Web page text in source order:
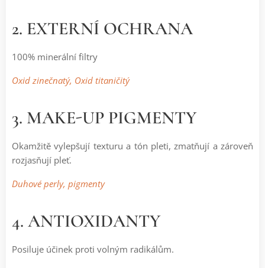
2. EXTERNÍ OCHRANA
100% minerální filtry
Oxid zinečnatý, Oxid titaničitý
3. MAKE-UP PIGMENTY
Okamžitě vylepšují texturu a tón pleti, zmatňují a zároveň
rozjasňují pleť.
Duhové perly, pigmenty
4. ANTIOXIDANTY
Posiluje účinek proti volným radikálům.